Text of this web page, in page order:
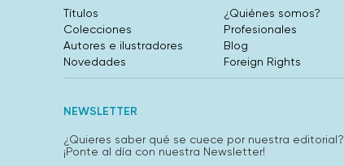
Títulos
Colecciones
Autores e ilustradores
Novedades
¿Quiénes somos?
Profesionales
Blog
Foreign Rights
NEWSLETTER
¿Quieres saber qué se cuece por nuestra editorial?
¡Ponte al día con nuestra Newsletter!